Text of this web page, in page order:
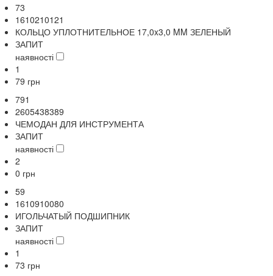
73
1610210121
КОЛЬЦО УПЛОТНИТЕЛЬНОЕ 17,0x3,0 MM ЗЕЛЕНЫЙ
ЗАПИТ
наявності
1
79 грн
791
2605438389
ЧЕМОДАН ДЛЯ ИНСТРУМЕНТА
ЗАПИТ
наявності
2
0 грн
59
1610910080
ИГОЛЬЧАТЫЙ ПОДШИПНИК
ЗАПИТ
наявності
1
73 грн